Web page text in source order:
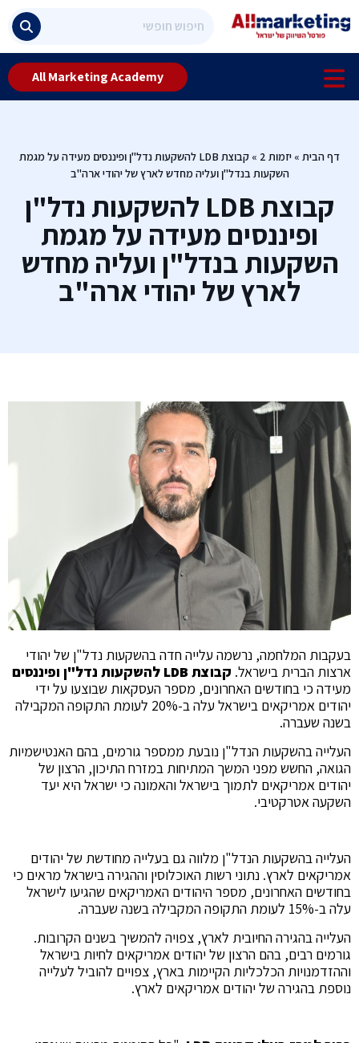
All Marketing Academy
דף הבית » יזמות 2 »
קבוצת LDB להשקעות נדל"ן ופיננסים מעידה על מגמת
השקעות בנדל"ן ועליה מחדש לארץ של יהודי ארה"ב
קבוצת LDB להשקעות נדל"ן
ופיננסים מעידה על מגמת
השקעות בנדל"ן ועליה מחדש
לארץ של יהודי ארה"ב
בעקבות המלחמה, נרשמה עלייה חדה בהשקעות נדל"ן של יהודי
ארצות הברית בישראל. קבוצת LDB להשקעות נדל"ן ופיננסים
מעידה כי בחודשים האחרונים, מספר העסקאות שבוצעו על ידי
יהודים אמריקאים בישראל עלה ב-20% לעומת התקופה המקבילה
בשנה שעברה.
העלייה בהשקעות הנדל"ן נובעת ממספר גורמים, בהם האנטישמיות
הגואה, החשש מפני המשך המתיחות במזרח התיכון, הרצון של
יהודים אמריקאים לתמוך בישראל והאמונה כי ישראל היא יעד
השקעה אטרקטיבי.
העלייה בהשקעות הנדל"ן מלווה גם בעלייה מחודשת של יהודים
אמריקאים לארץ. נתוני רשות האוכלוסין וההגירה בישראל מראים כי
בחודשים האחרונים, מספר היהודים האמריקאים שהגיעו לישראל
עלה ב-15% לעומת התקופה המקבילה בשנה שעברה.
העלייה בהגירה החיובית לארץ, צפויה להמשיך בשנים הקרובות.
גורמים רבים, בהם הרצון של יהודים אמריקאים לחיות בישראל
וההזדמנויות הכלכליות הקיימות בארץ, צפויים להוביל לעלייה
נוספת בהגירה של יהודים אמריקאים לארץ.